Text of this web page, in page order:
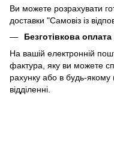
Ви можете розрахувати
доставки "Самовіз із
Безготівкова
На вашій електронній
фактура, яку ви можете
рахунку або в будь-
відділенні.